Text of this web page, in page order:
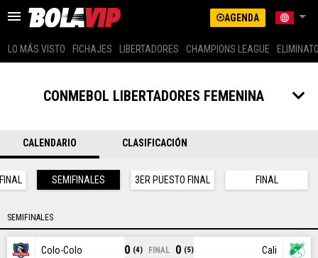
AGENDA
FICHAJES
LIBERTADORES
CHAMPIONS LEAGUE
ELIMINATORIAS
US LATINO (SPANISH)
BRASIL
GLOBAL
CHILE
LO MÁS VISTO FICHAJES LIBERTADORES CHAMPIONS LEAGUE
CONMEBOL LIBERTADORES FEMENINA
CALENDARIO CLASIFICACIÓN
SEMIFINALES 3ER PUESTO FINAL FINAL
SEMIFINALES
Colo-Colo 0 (4) FINAL 0 (5) Cali